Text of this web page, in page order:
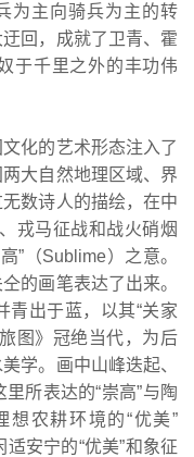
为主向骑兵为主的转
回，成就了卫青、霍
于千里之外的丰功伟
化的艺术形态注入了
大自然地理区域、界
数诗人的描绘，在中
戎马征战和战火硝烟
”（Sublime）之意。
的画笔表达了出来。
青出于蓝，以其“关家
图》冠绝当代，为后
学。画中山峰迭起、
所表达的“崇高”与陶
想农耕环境的“优美”
安宁的“优美”和象征